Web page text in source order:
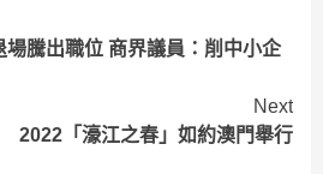
場騰出職位 商界議員：削中小企
Next
2022「濠江之春」如約澳門舉行